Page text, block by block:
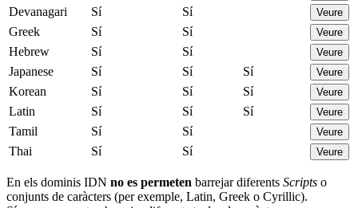
Devanagari Sí Sí Veure
Greek Sí Sí Veure
Hebrew Sí Sí Veure
Japanese Sí Sí Sí Veure
Korean Sí Sí Sí Veure
Latin Sí Sí Sí Veure
Tamil Sí Sí Veure
Thai Sí Sí Veure
En els dominis IDN no es permeten barrejar diferents Scripts o
conjunts de caràcters (per exemple, Latin, Greek o Cyrillic).